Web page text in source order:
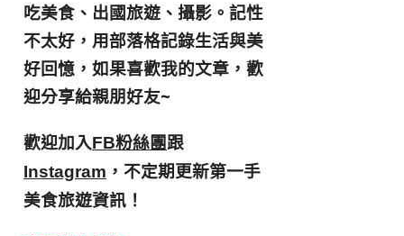
吃美食、出國旅遊、攝影。 記性
不太好，用部落格記錄生活與美
好回憶， 如果喜歡我的文章，歡
迎分享給親朋好友~
歡迎加入FB粉絲團跟
Instagram ，不定期更新第一手
美食旅遊資訊！